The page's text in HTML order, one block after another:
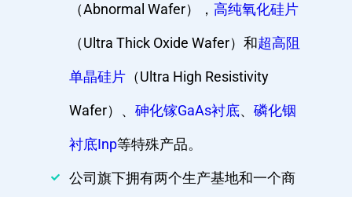
（Abnormal Wafer）， 高纯氧化硅片
（Ultra Thick Oxide Wafer）和超高阻
单晶硅片 （Ultra High Resistivity
Wafer）、 砷化镓GaAs衬底、 磷化铟
衬底Inp等特殊产品。
公司旗下拥有两个生产基地和一个商